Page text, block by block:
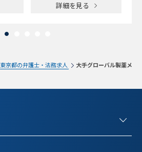
詳細を見る
東京都の弁護士・法務求人
大手グローバル製薬メ